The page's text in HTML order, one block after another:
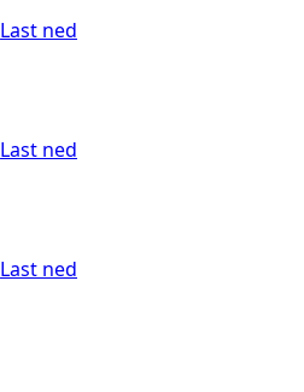
Last ned
Last ned
Last ned